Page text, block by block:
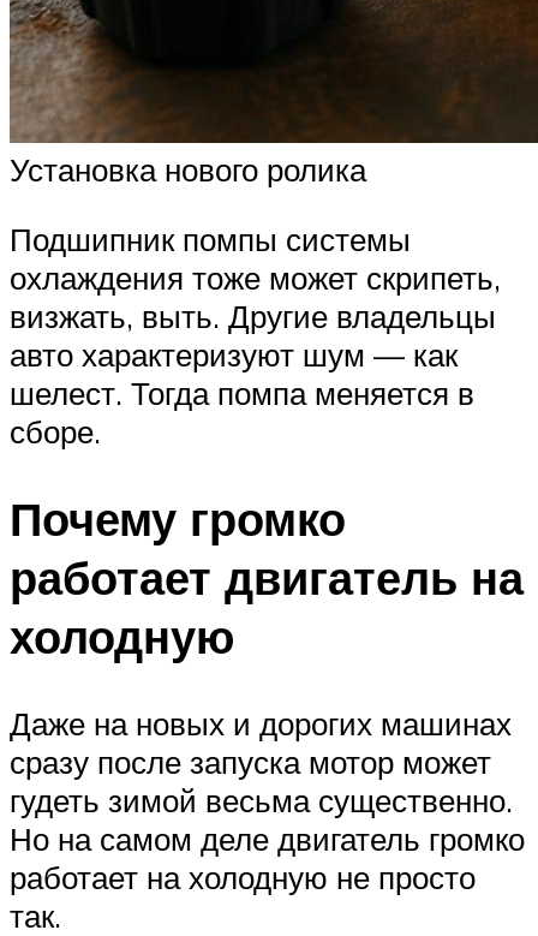
Установка нового ролика
Подшипник помпы системы
охлаждения тоже может скрипеть,
визжать, выть. Другие владельцы
авто характеризуют шум — как
шелест. Тогда помпа меняется в
сборе.
Почему громко
работает двигатель на
холодную
Даже на новых и дорогих машинах
сразу после запуска мотор может
гудеть зимой весьма существенно.
Но на самом деле двигатель громко
работает на холодную не просто
так.